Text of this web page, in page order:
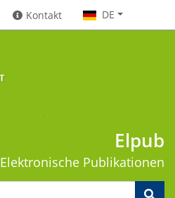
Kontakt DE
Elpub
Elektronische Publikationen